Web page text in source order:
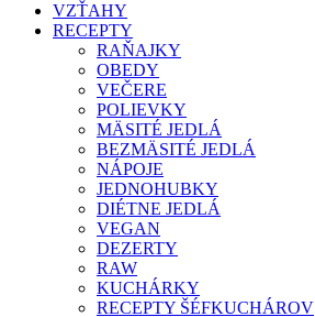
VZŤAHY
RECEPTY
RAŇAJKY
OBEDY
VEČERE
POLIEVKY
MÄSITÉ JEDLÁ
BEZMÄSITÉ JEDLÁ
NÁPOJE
JEDNOHUBKY
DIÉTNE JEDLÁ
VEGAN
DEZERTY
RAW
KUCHÁRKY
RECEPTY ŠÉFKUCHÁROV